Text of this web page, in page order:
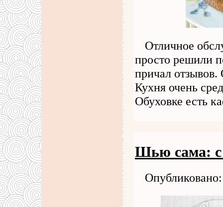
Отличное
просто решили
причал
Кухня очень
Обуховке есть
Шью сама: с